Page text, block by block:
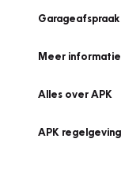
Garageafspraak
Meer informatie
Alles over APK
APK regelgeving